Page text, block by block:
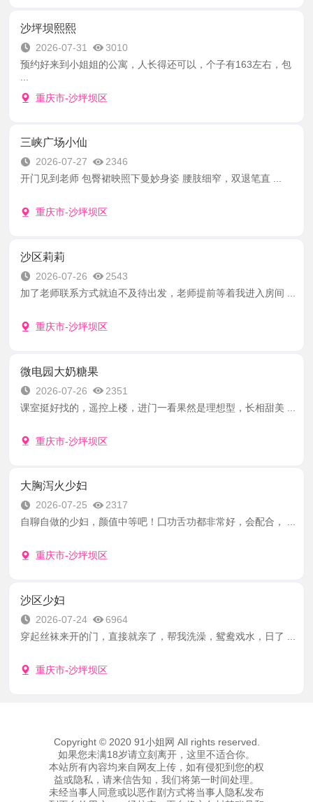
沙坪坝熙熙
2026-07-31
3010
预约好来到小姐姐的公寓，人长得还可以，个子有163左右，包
重庆市-沙坪坝区
三峡广场小仙
2026-07-27
2346
开门见到老师 包臀裙映照下曼妙身姿 腰肢细窄，双退笔直 ...
重庆市-沙坪坝区
沙区莉莉
2026-07-26
2543
加了老师联系方式就迫不及待出发，老师提前等着我进入房间 ...
重庆市-沙坪坝区
微电园大奶糖果
2026-07-26
2351
课室挺好找的，遥控上楼，进门一看果然是理想型，长相甜美 ...
重庆市-沙坪坝区
大胸泻火少妇
2026-07-25
2317
自聊自做的少妇，颜值中等吧！囗功舌功都非常好，会配合， ...
重庆市-沙坪坝区
沙区少妇
2026-07-24
6964
穿起丝袜来开的门，直接就亲了，帮我洗澡，鸳鸯戏水，日了 ...
重庆市-沙坪坝区
Copyright © 2020 91小姐网 All rights reserved.
如果您未满18岁请立刻离开，这里不适合你。
本站所有內容均来自网友上传，如有侵犯到您的权
益或隐私，请来信告知，我们将第一时间处理。
未经当事人同意或以恶作剧方式将当事人隐私发布